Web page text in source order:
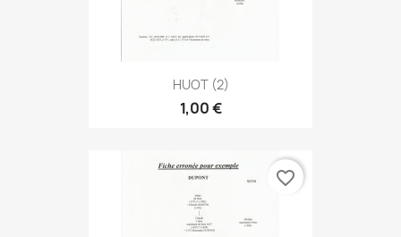
HUOT (2)
1,00 €
favorite_border